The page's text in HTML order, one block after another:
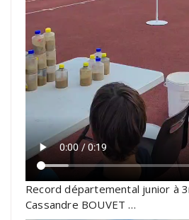
Record départemental junior à
Cassandre BOUVET …